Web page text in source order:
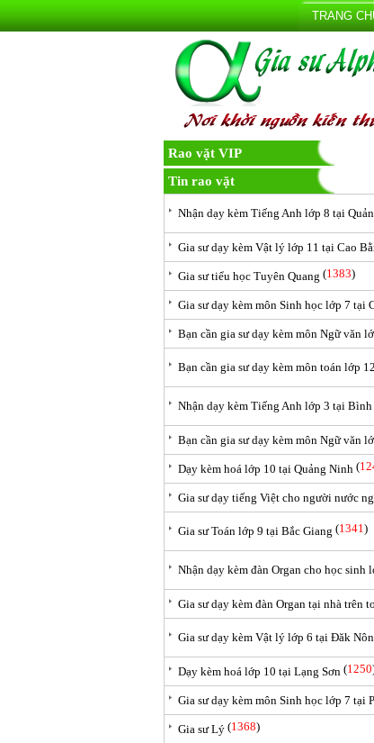
TRANG
Rao vặt VIP
Tin rao vặt
Nhận dạy kèm Tiếng Anh lớp 8 tại
Gia sư dạy kèm Vật lý lớp 11 tại Cao
Gia sư tiểu học Tuyên Quang (1383)
Gia sư dạy kèm môn Sinh học lớp 7 tại
Bạn cần gia sư dạy kèm môn Ngữ văn
Bạn cần gia sư dạy kèm môn toán lớp
Nhận dạy kèm Tiếng Anh lớp 3 tại
Bạn cần gia sư dạy kèm môn Ngữ văn
Dạy kèm hoá lớp 10 tại Quảng Ninh (
Gia sư dạy tiếng Việt cho người nước
Gia sư Toán lớp 9 tại Bắc Giang (1341)
Nhận dạy kèm đàn Organ cho học sinh
Gia sư dạy kèm đàn Organ tại nhà trên
Gia sư dạy kèm Vật lý lớp 6 tại Đăk
Dạy kèm hoá lớp 10 tại Lạng Sơn (1250
Gia sư dạy kèm môn Sinh học lớp 7 tại
Gia sư Lý (1368)